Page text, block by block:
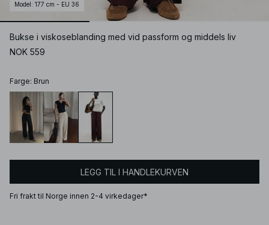
Model : 177 cm - EU 36
Bukse i viskoseblanding med vid passform og middels liv
NOK 559
Farge: Brun
LEGG TIL I HANDLEKURVEN
Fri frakt til Norge innen 2-4 virkedager*